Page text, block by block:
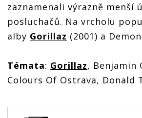
zaznamenali výrazně menší
posluchačů. Na vrcholu
alby Gorillaz (2001) a
Témata: Gorillaz, Benjamin
Colours Of Ostrava, Donald